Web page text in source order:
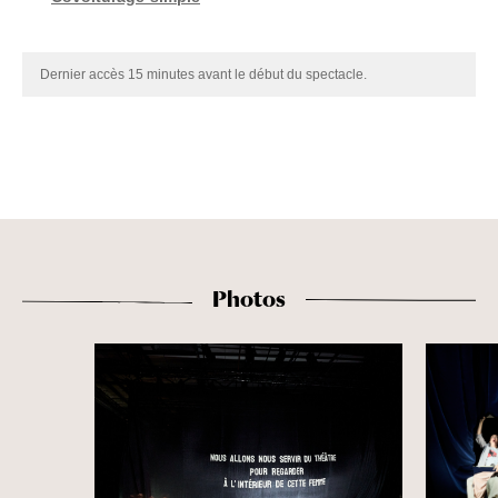
Dernier accès 15 minutes avant le début du spectacle.
Photos